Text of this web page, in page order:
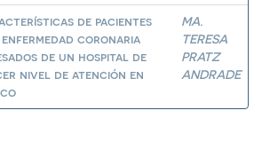
de pacientes
coronaria
de un hospital de
nivel de atención en
MA.
TERESA
PRATZ
ANDRADE